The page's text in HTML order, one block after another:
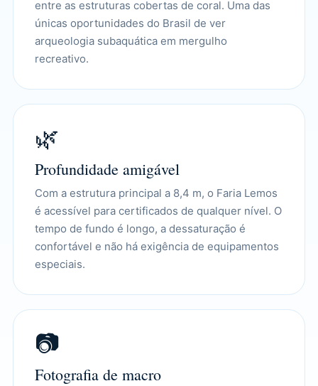
entre as estruturas cobertas de coral. Uma das
únicas oportunidades do Brasil de ver
arqueologia subaquática em mergulho
recreativo.
🌿
Profundidade amigável
Com a estrutura principal a 8,4 m, o Faria Lemos
é acessível para certificados de qualquer nível. O
tempo de fundo é longo, a dessaturação é
confortável e não há exigência de equipamentos
especiais.
📷
Fotografia de macro